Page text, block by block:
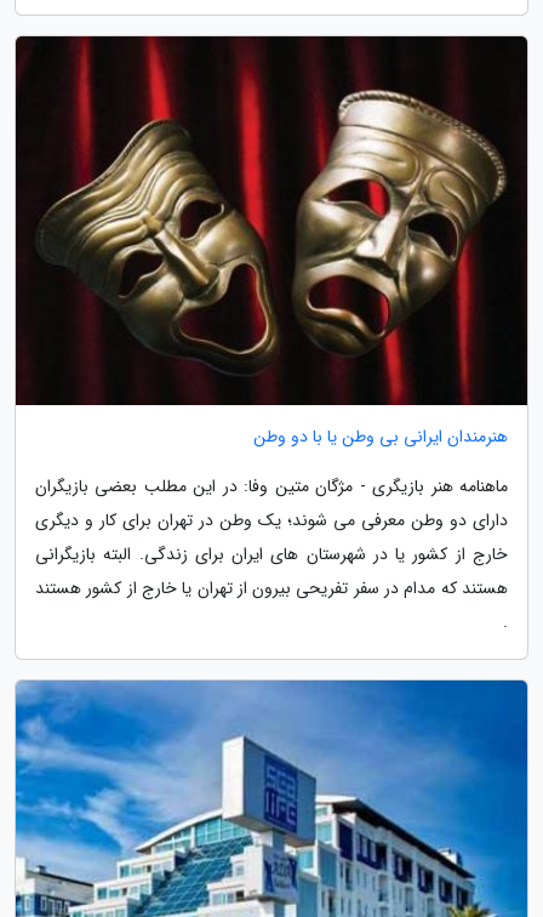
هنرمندان ایرانی بی وطن یا با دو وطن
ماهنامه هنر بازیگری - مژگان متین وفا: در این مطلب بعضی بازیگران
دارای دو وطن معرفی می شوند؛ یک وطن در تهران برای کار و دیگری
خارج از کشور یا در شهرستان های ایران برای زندگی. البته بازیگرانی
هستند که مدام در سفر تفریحی بیرون از تهران یا خارج از کشور هستند
.